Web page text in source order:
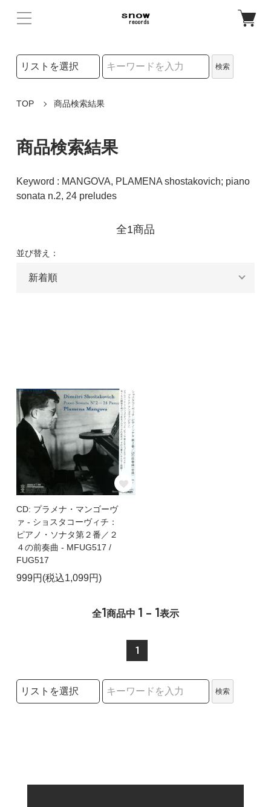
検索リストの選択
検索
TOP 商品検索結果
商品検索結果
Keyword : MANGOVA, PLAMENA shostakovich; piano
sonata n.2, 24 preludes
全1商品
並び替え：
CD: プラメナ・マンゴーヴ
ァ - ショスタコーヴィチ：
ピアノ・ソナタ第２番／２
４の前奏曲 - MFUG517 /
FUG517
999円(税込1,099円)
全1商品中 1 - 1表示
1
検索リストの選択
検索